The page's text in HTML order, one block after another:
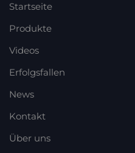
Startseite
Produkte
Videos
Erfolgsfallen
News
Kontakt
Über uns